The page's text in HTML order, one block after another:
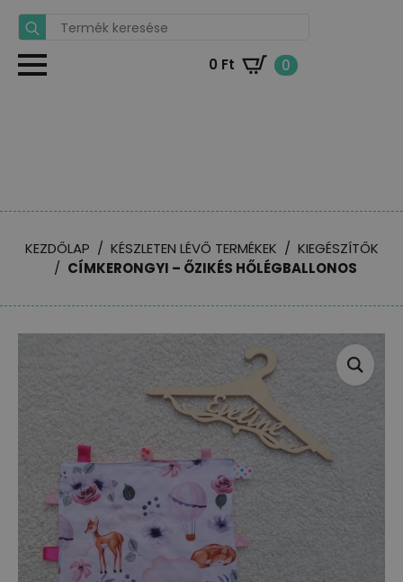
Search
for:
0 Ft 0
KEZDŐLAP KÉSZLETEN LÉVŐ TERMÉKEK
KIEGÉSZÍTŐK
CÍMKERONGYI – ŐZIKÉS HŐLÉGBALLONOS